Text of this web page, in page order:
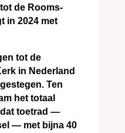
de Rooms-
in 2024 met
tot de
in Nederland
Ten
het totaal
toetrad —
— met bijna 40